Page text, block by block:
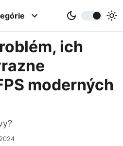
ich
moderných